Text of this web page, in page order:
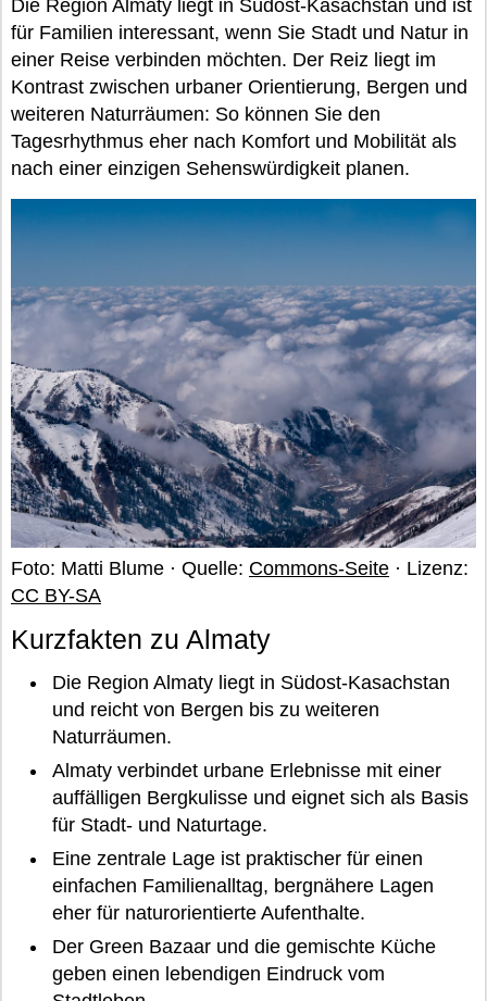
Die Region Almaty liegt in Südost-Kasachstan und ist
für Familien interessant, wenn Sie Stadt und Natur in
einer Reise verbinden möchten. Der Reiz liegt im
Kontrast zwischen urbaner Orientierung, Bergen und
weiteren Naturräumen: So können Sie den
Tagesrhythmus eher nach Komfort und Mobilität als
nach einer einzigen Sehenswürdigkeit planen.
Foto: Matti Blume · Quelle: Commons-Seite · Lizenz:
CC BY-SA
Kurzfakten zu Almaty
Die Region Almaty liegt in Südost-Kasachstan
und reicht von Bergen bis zu weiteren
Naturräumen.
Almaty verbindet urbane Erlebnisse mit einer
auffälligen Bergkulisse und eignet sich als Basis
für Stadt- und Naturtage.
Eine zentrale Lage ist praktischer für einen
einfachen Familienalltag, bergnähere Lagen
eher für naturorientierte Aufenthalte.
Der Green Bazaar und die gemischte Küche
geben einen lebendigen Eindruck vom